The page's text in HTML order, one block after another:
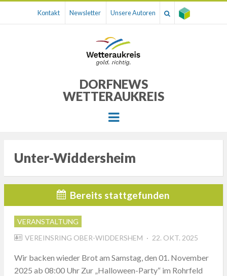
Kontakt Newsletter Unsere Autoren
DORFNEWS
WETTERAUKREIS
Menu
Unter-Widdersheim
Bereits stattgefunden
VERANSTALTUNG
VEREINSRING OBER-WIDDERSHEM
POSTED
22. OKT. 2025
Wir backen wieder Brot am Samstag, den 01. November
2025 ab 08:00 Uhr Zur „Halloween-Party“ im Rohrfeld